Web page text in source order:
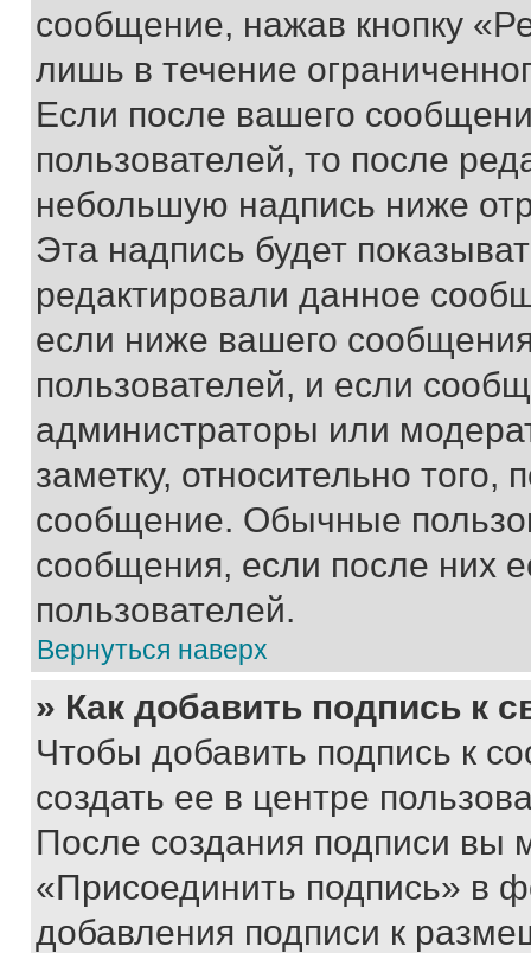
сообщение, нажав кнопку
лишь в течение
Если после вашего
пользователей, то после
небольшую надпись ниже
Эта надпись будет
редактировали данное
если ниже вашего
пользователей, и если
администраторы или
заметку, относительно
сообщение. Обычные
сообщения, если после них
пользователей.
Вернуться наверх
» Как добавить подпись к
Чтобы добавить подпись к
создать ее в центре
После создания подписи вы
«Присоединить подпись» в
добавления подписи к